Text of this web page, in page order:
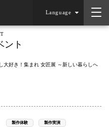
Language
ント
大好き！集まれ 女匠展 ～新しい暮らしへ
製作体験 製作実演